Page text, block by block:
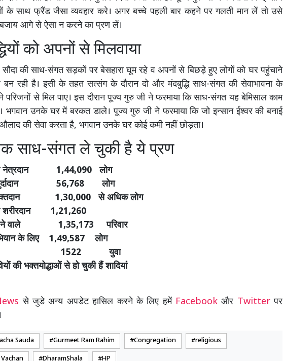
के साथ फ्रैंड जैसा व्यवहार करे। अगर बच्चे पहली बार कहने पर गलती मान लें तो उसे
आगे से ऐसा न करने का प्रण लें।
को अपनों से मिलवाया
सौदा की साध-संगत सड़कों पर बेसहारा घूम रहे व अपनों से बिछड़े हुए लोगों को घर पहुंचाने
बन रही है। इसी के तहत सत्संग के दौरान दो और मंदबुद्धि साध-संगत की सेवाभावना के
से मिल पाए। इस दौरान पूज्य गुरु जी ने फरमाया कि साध-संगत यह बेमिसाल काम
भगवान उनके घर में बरकत डाले। पूज्य गुरु जी ने फरमाया कि जो इन्सान ईश्वर की बनाई
की सेवा करता है, भगवान उनके घर कोई कमी नहीं छोड़ता।
साध-संगत ले चुकी है ये प्रण
नेत्रदान 1,44,090 लोग
गुर्दादान 56,768 लोग
रक्तदान 1,30,000 से अधिक लोग
शरीरदान 1,21,260
वाले 1,35,173 परिवार
के लिए 1,49,587 लोग
1522 युवा
की भक्तयोद्धाओं से हो चुकी हैं शादियां
से जुडे अन्य अपडेट हासिल करने के लिए हमें Facebookऔर Twitterपर
Sauda Gurmeet Ram Rahim Congregation religious
DharamShala HP